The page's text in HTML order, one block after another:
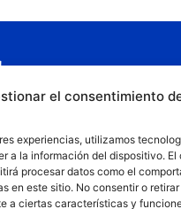
el consentimiento
experiencias, utilizamos
a la información del dispositivo.
procesar datos como el
en este sitio. No consentir o
a ciertas características y
privacidad
cookies
de uso